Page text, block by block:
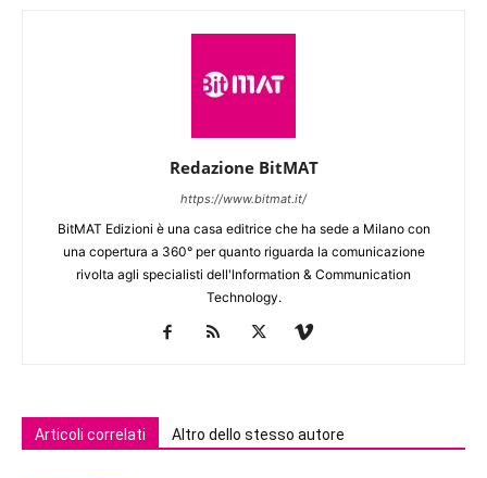
Redazione BitMAT
https://www.bitmat.it/
BitMAT Edizioni è una casa editrice che ha sede a Milano con
una copertura a 360° per quanto riguarda la comunicazione
rivolta agli specialisti dell'lnformation & Communication
Technology.
Articoli correlati Altro dello stesso autore